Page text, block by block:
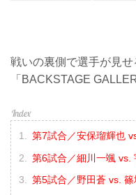
戦いの裏側で選手が見
「BACKSTAGE
第7試合／安保瑠輝也
第6試合／細川一颯 vs.
第5試合／野田蒼 vs.